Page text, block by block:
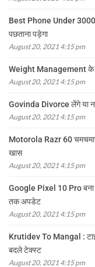
Best Phone Under
पछताना पड़ेगा
August 20, 2021 4:15 pm
Weight Management के
August 20, 2021 4:15 pm
Govinda Divorce लेंगे या
August 20, 2021 4:15 pm
Motorola Razr 60
खास
August 20, 2021 4:15 pm
Google Pixel 10 Pro
तक अपडेट
August 20, 2021 4:15 pm
Krutidev To Mangal :
बदले टेक्स्ट
August 20, 2021 4:15 pm